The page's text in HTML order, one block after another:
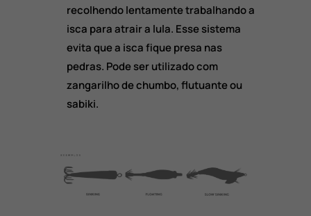
recolhendo lentamente trabalhando a
isca para atrair a lula. Esse sistema
evita que a isca fique presa nas
pedras. Pode ser utilizado com
zangarilho de chumbo, flutuante ou
sabiki.